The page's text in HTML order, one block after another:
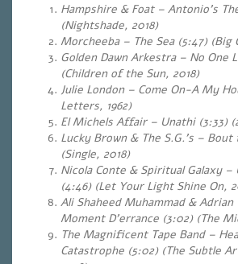
Hampshire & Foat – Antonio’s
(Nightshade, 2018)
Morcheeba – The Sea (5:47) (Big
Golden Dawn Arkestra – No One
(Children of the Sun, 2018)
Julie London – Come On-A My
Letters, 1962)
El Michels Affair – Unathi (3:33)
Lucky Brown & The S.G.’s – Bout
(Single, 2018)
Nicola Conte & Spiritual Galaxy –
(4:46) (Let Your Light Shine On,
Ali Shaheed Muhammad & Adrian
Moment D’errance (3:02) (The
The Magnificent Tape Band –
Catastrophe (5:02) (The Subtle